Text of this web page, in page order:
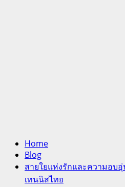
Home
Blog
สายใยแห่งรักและความอบ
เทนนิสไทย